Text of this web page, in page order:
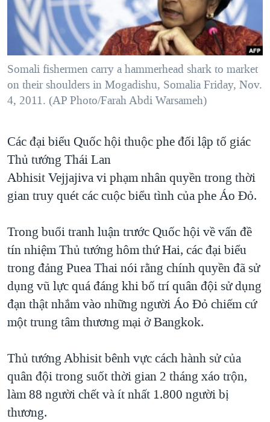
"Tìm"NGƯỜI VIỆT HẢI NGOẠI
ĐỜI SỐNG
KINH TẾ
SỨC KHOẺ
THỂ THAO
GIÁO DỤC
TẠI
HÀNH TRÌNH BẦU CỬ 2024
MỘT NĂM CHIẾN TRANH TẠI DẢI GAZA
GIẢI MÃ VÀNH ĐAI & CON ĐƯỜNG
NGÀY TỊ NẠN THẾ GIỚI
CHI PHÍ CHIẾN TRANH AFGHANISTAN
CÁC GIÁ TRỊ CỘNG HÒA Ở VIỆT NAM
THƯỢNG ĐỈNH TRUMP-KIM TẠI VIỆT NAM
NGƯ DÂN VIỆT VÀ LÀN SÓNG TRỘM HẢI SÂM
BÊN KIA QUỐC LỘ: TIẾNG VỌNG TỪ NÔNG THÔN MỸ
QUAN HỆ VIỆT MỸ
VIDEO
NGHE
MẠNG XÃ HỘI
Somali fishermen carry a hammerhead shark to market
on their shoulders in Mogadishu, Somalia Friday, Nov.
4, 2011. (AP Photo/Farah Abdi Warsameh)
Các đại biểu Quốc hội thuộc phe đối lập tố giác
Thủ tướng Thái Lan
Abhisit Vejjajiva vi phạm nhân quyền trong thời
gian truy quét các cuộc biểu tình của phe Áo Đỏ.
Trong buổi tranh luận trước Quốc hội về vấn đề
tín nhiệm Thủ tướng hôm thứ Hai, các đại biểu
trong đảng Puea Thai nói rằng chính quyền đã sử
dụng vũ lực quá đáng khi bố trí quân đội sử dụng
đạn thật nhắm vào những người Áo Đỏ chiếm cứ
một trung tâm thương mại ở Bangkok.
Thủ tướng Abhisit bênh vực cách hành sử của
quân đội trong suốt thời gian 2 tháng xáo trộn,
làm 88 người chết và ít nhất 1.800 người bị
thương.